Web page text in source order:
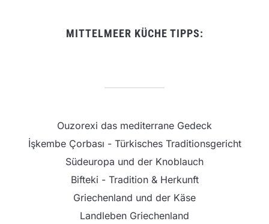
MITTELMEER KÜCHE TIPPS:
Ouzorexi das mediterrane Gedeck
İşkembe Çorbası - Türkisches Traditionsgericht
Südeuropa und der Knoblauch
Bifteki - Tradition & Herkunft
Griechenland und der Käse
Landleben Griechenland